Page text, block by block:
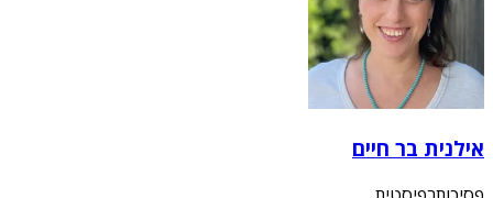
אילנית בר חיים